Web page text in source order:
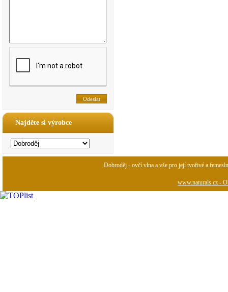
Najděte si výrobce
Dobroděj - ovčí vlna a vše pro její tvořivé a
www.naturals.cz -